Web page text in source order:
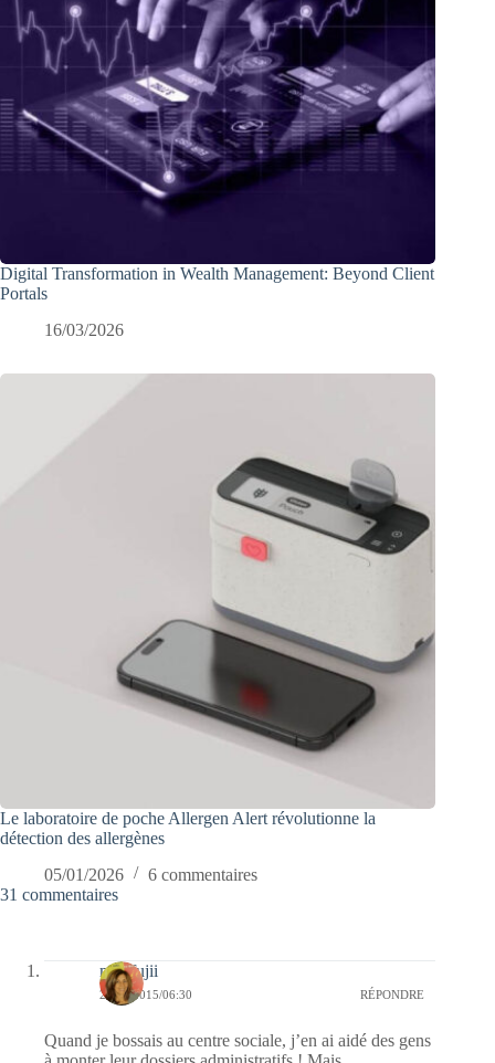
Digital Transformation in Wealth Management: Beyond Client
Portals
16/03/2026
Le laboratoire de poche Allergen Alert révolutionne la
détection des allergènes
05/01/2026
6 commentaires
31 commentaires
missfujii
27/10/2015/06:30 RÉPONDRE
Quand je bossais au centre sociale, j’en ai aidé des gens